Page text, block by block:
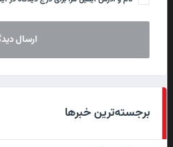
برجسته‌ترین خبرها